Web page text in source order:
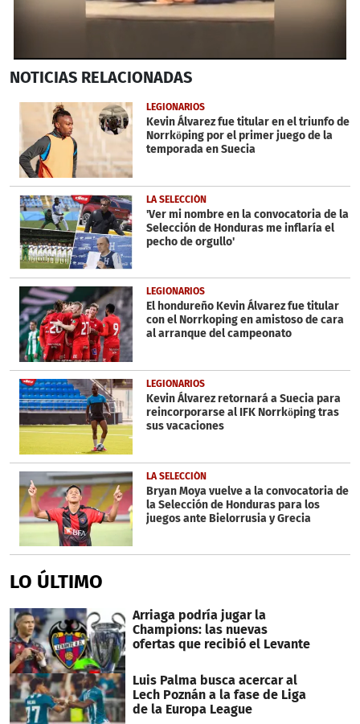
seconds
3
minutes,
seconds
NOTICIAS RELACIONADAS
LEGIONARIOS
Kevin Álvarez fue titular en el triunfo de
Norrköping por el primer juego de la
temporada en Suecia
LA SELECCIÓN
'Ver mi nombre en la convocatoria de la
Selección de Honduras me inflaría el
pecho de orgullo'
LEGIONARIOS
El hondureño Kevin Álvarez fue titular
con el Norrkoping en amistoso de cara
al arranque del campeonato
LEGIONARIOS
Kevin Álvarez retornará a Suecia para
reincorporarse al IFK Norrköping tras
sus vacaciones
LA SELECCIÓN
Bryan Moya vuelve a la convocatoria de
la Selección de Honduras para los
juegos ante Bielorrusia y Grecia
LO ÚLTIMO
Arriaga podría jugar la
Champions: las nuevas
ofertas que recibió el Levante
Luis Palma busca acercar al
Lech Poznán a la fase de Liga
de la Europa League